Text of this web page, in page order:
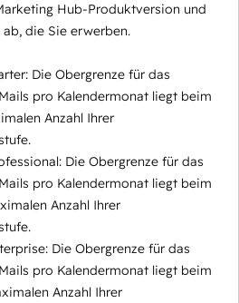
Hub-Produktversion und
die Sie erwerben.
Die Obergrenze für das
pro Kalendermonat liegt beim
Anzahl Ihrer
Die Obergrenze für das
pro Kalendermonat liegt beim
Anzahl Ihrer
Die Obergrenze für das
pro Kalendermonat liegt beim
Anzahl Ihrer